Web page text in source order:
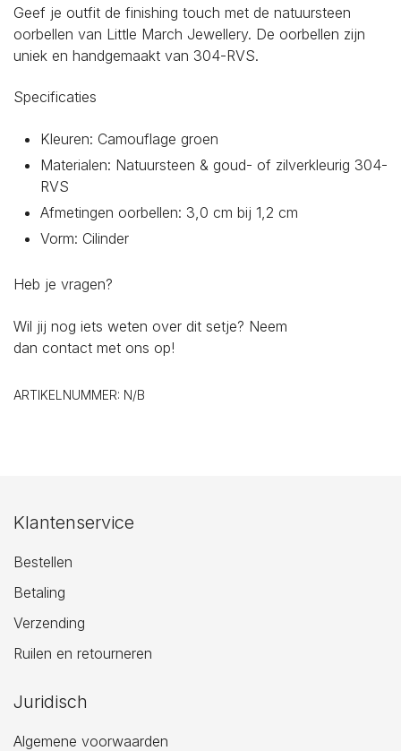
Geef je outfit de finishing touch met de natuursteen
oorbellen van Little March Jewellery. De oorbellen zijn
uniek en handgemaakt van 304-RVS.
Specificaties
Kleuren: Camouflage groen
Materialen: Natuursteen & goud- of zilverkleurig 304-
RVS
Afmetingen oorbellen: 3,0 cm bij 1,2 cm
Vorm: Cilinder
Heb je vragen?
Wil jij nog iets weten over dit setje? Neem
dan contact met ons op!
ARTIKELNUMMER: N/B
Klantenservice
Bestellen
Betaling
Verzending
Ruilen en retourneren
Juridisch
Algemene voorwaarden